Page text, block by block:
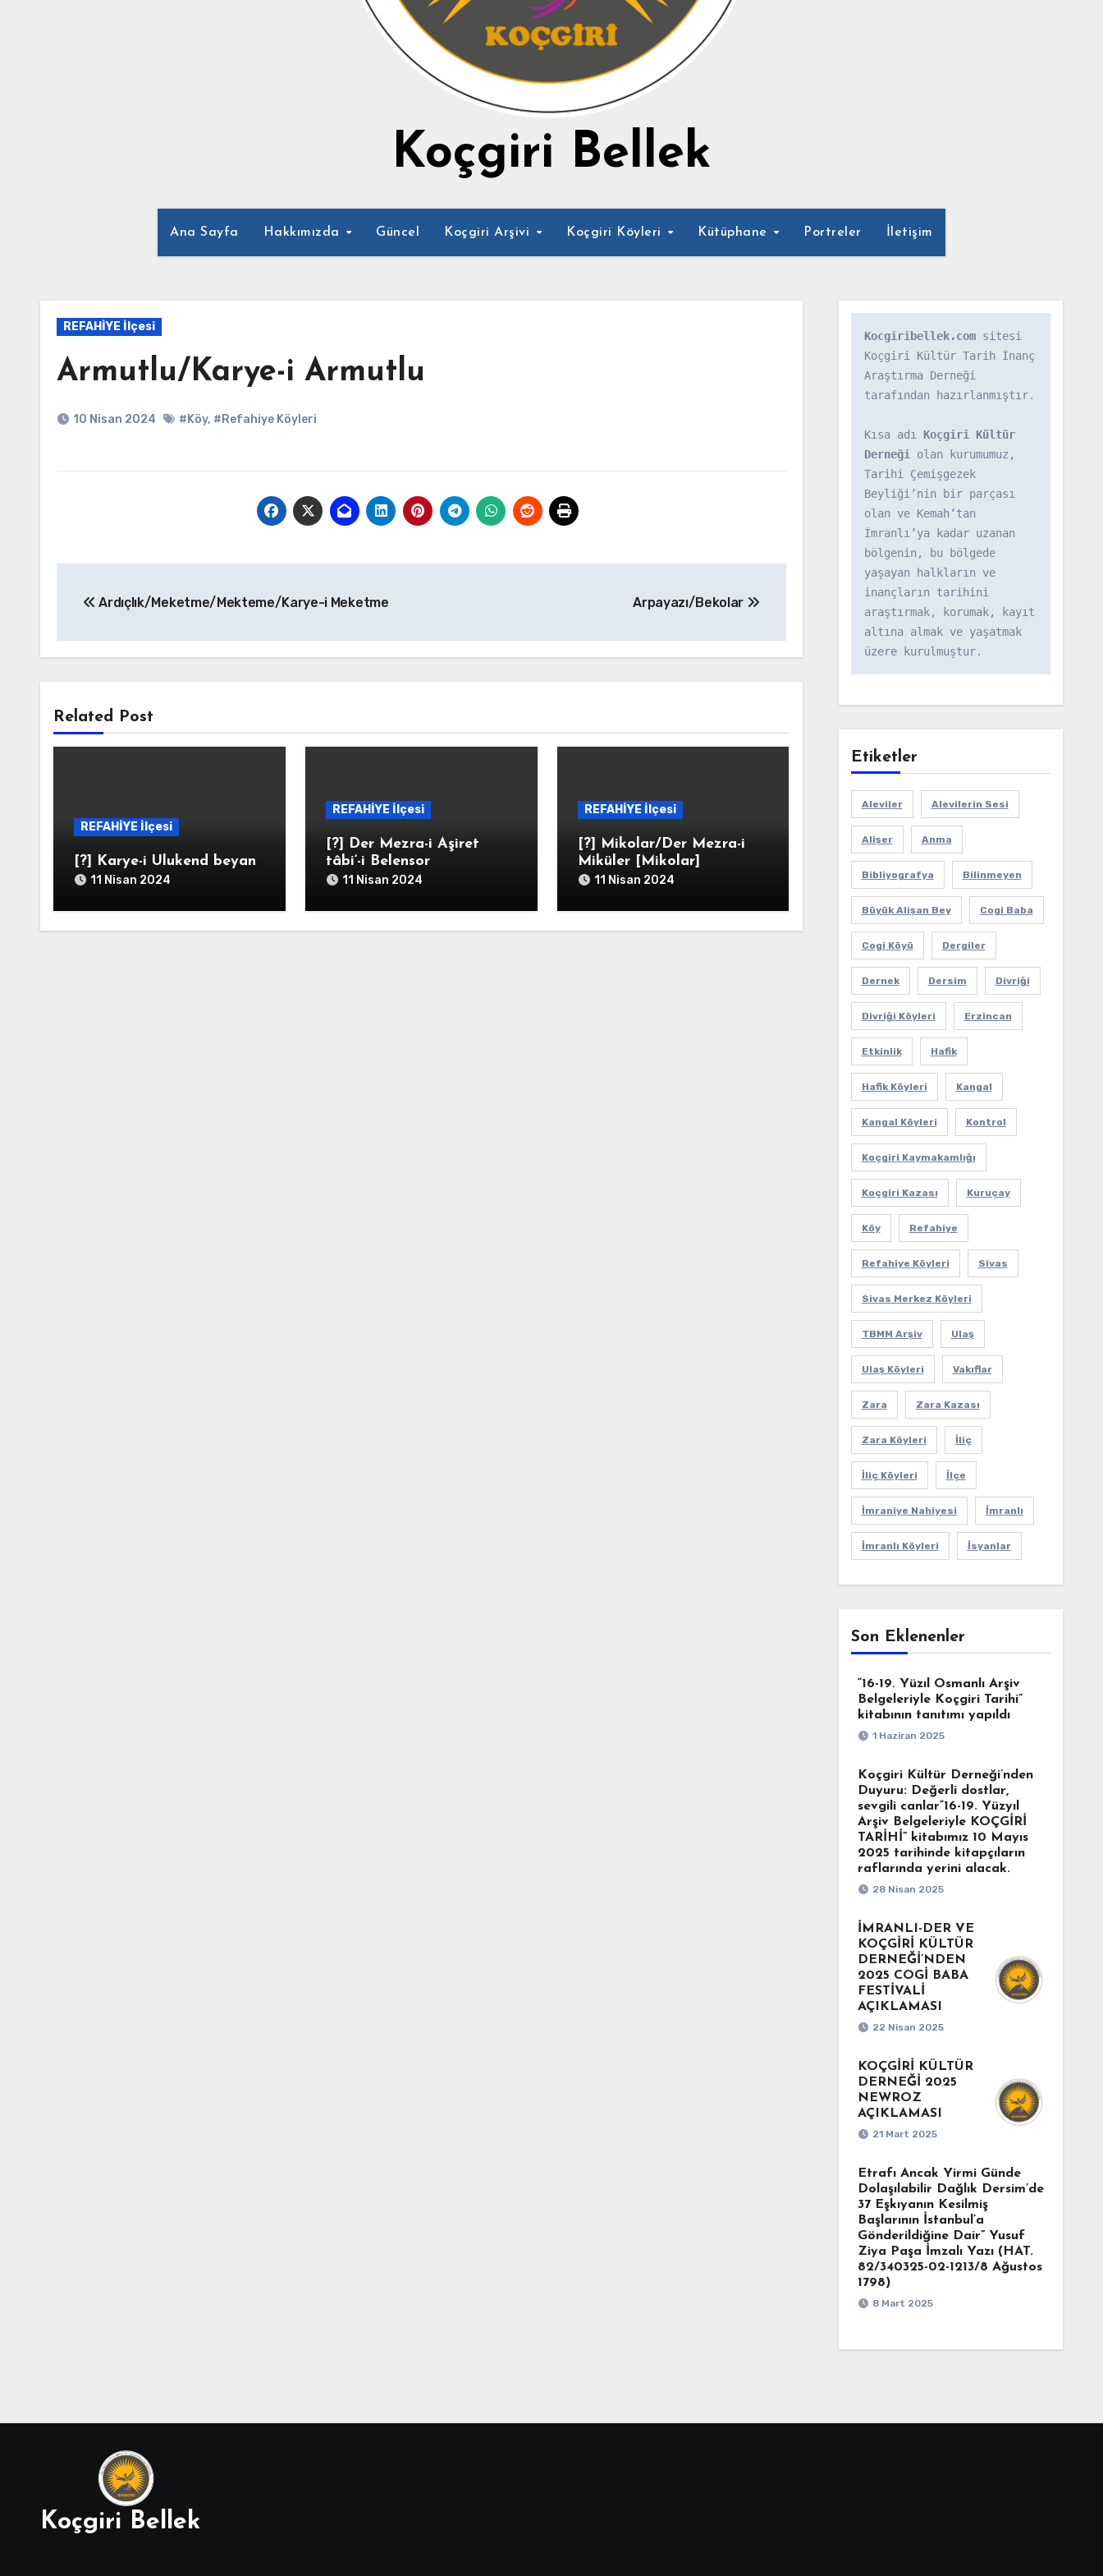
Koçgiri Bellek
Ana Sayfa Hakkımızda Güncel Koçgiri Arşivi Koçgiri Köyleri Kütüphane Portreler İletişim
REFAHİYE İlçesi
Armutlu/Karye-i Armutlu
10 Nisan 2024 #Köy, #Refahiye Köyleri
gezinmesi
Ardıçlık/Meketme/Mekteme/Karye-i Meketme Arpayazı/Bekolar
Related Post
REFAHİYE İlçesi
[?] Karye-i Ulukend beyan
11 Nisan 2024
REFAHİYE İlçesi
[?] Der Mezra-i Aşiret
tâbi‘-i Belensor
11 Nisan 2024
REFAHİYE İlçesi
[?] Mikolar/Der Mezra-i
Miküler [Mikolar]
11 Nisan 2024
Kocgiribellek.com sitesi
Koçgiri Kültür Tarih İnanç
Araştırma Derneği
tarafından hazırlanmıştır.
Kısa adı Koçgiri Kültür
Derneği olan kurumumuz,
Tarihi Çemişgezek
Beyliği’nin bir parçası
olan ve Kemah’tan
İmranlı’ya kadar uzanan
bölgenin, bu bölgede
yaşayan halkların ve
inançların tarihini
araştırmak, korumak, kayıt
altına almak ve yaşatmak
üzere kurulmuştur.
Etiketler
Aleviler Alevilerin Sesi
Alişer Anma
Bibliyografya Bilinmeyen
Büyük Alişan Bey Cogi Baba
Cogi Köyü Dergiler
Dernek Dersim Divriği
Divriği Köyleri Erzincan
Etkinlik Hafik
Hafik Köyleri Kangal
Kangal Köyleri Kontrol
Koçgiri Kaymakamlığı
Koçgiri Kazası Kuruçay
Köy Refahiye
Refahiye Köyleri Sivas
Sivas Merkez Köyleri
TBMM Arşiv Ulaş
Ulaş Köyleri Vakıflar
Zara Zara Kazası
Zara Köyleri İliç
İliç Köyleri İlçe
İmraniye Nahiyesi İmranlı
İmranlı Köyleri İsyanlar
Son Eklenenler
“16-19. Yüzıl Osmanlı Arşiv
Belgeleriyle Koçgiri Tarihi”
kitabının tanıtımı yapıldı
1 Haziran 2025
Koçgiri Kültür Derneği’nden
Duyuru: Değerli dostlar,
sevgili canlar“16-19. Yüzyıl
Arşiv Belgeleriyle KOÇGİRİ
TARİHİ” kitabımız 10 Mayıs
2025 tarihinde kitapçıların
raflarında yerini alacak.
28 Nisan 2025
İMRANLI-DER VE
KOÇGİRİ KÜLTÜR
DERNEĞİ’NDEN
2025 COGİ BABA
FESTİVALİ
AÇIKLAMASI
22 Nisan 2025
KOÇGİRİ KÜLTÜR
DERNEĞİ 2025
NEWROZ
AÇIKLAMASI
21 Mart 2025
Etrafı Ancak Yirmi Günde
Dolaşılabilir Dağlık Dersim’de
37 Eşkıyanın Kesilmiş
Başlarının İstanbul’a
Gönderildiğine Dair” Yusuf
Ziya Paşa İmzalı Yazı (HAT.
82/340325-02-1213/8 Ağustos
1798)
8 Mart 2025
Koçgiri Bellek